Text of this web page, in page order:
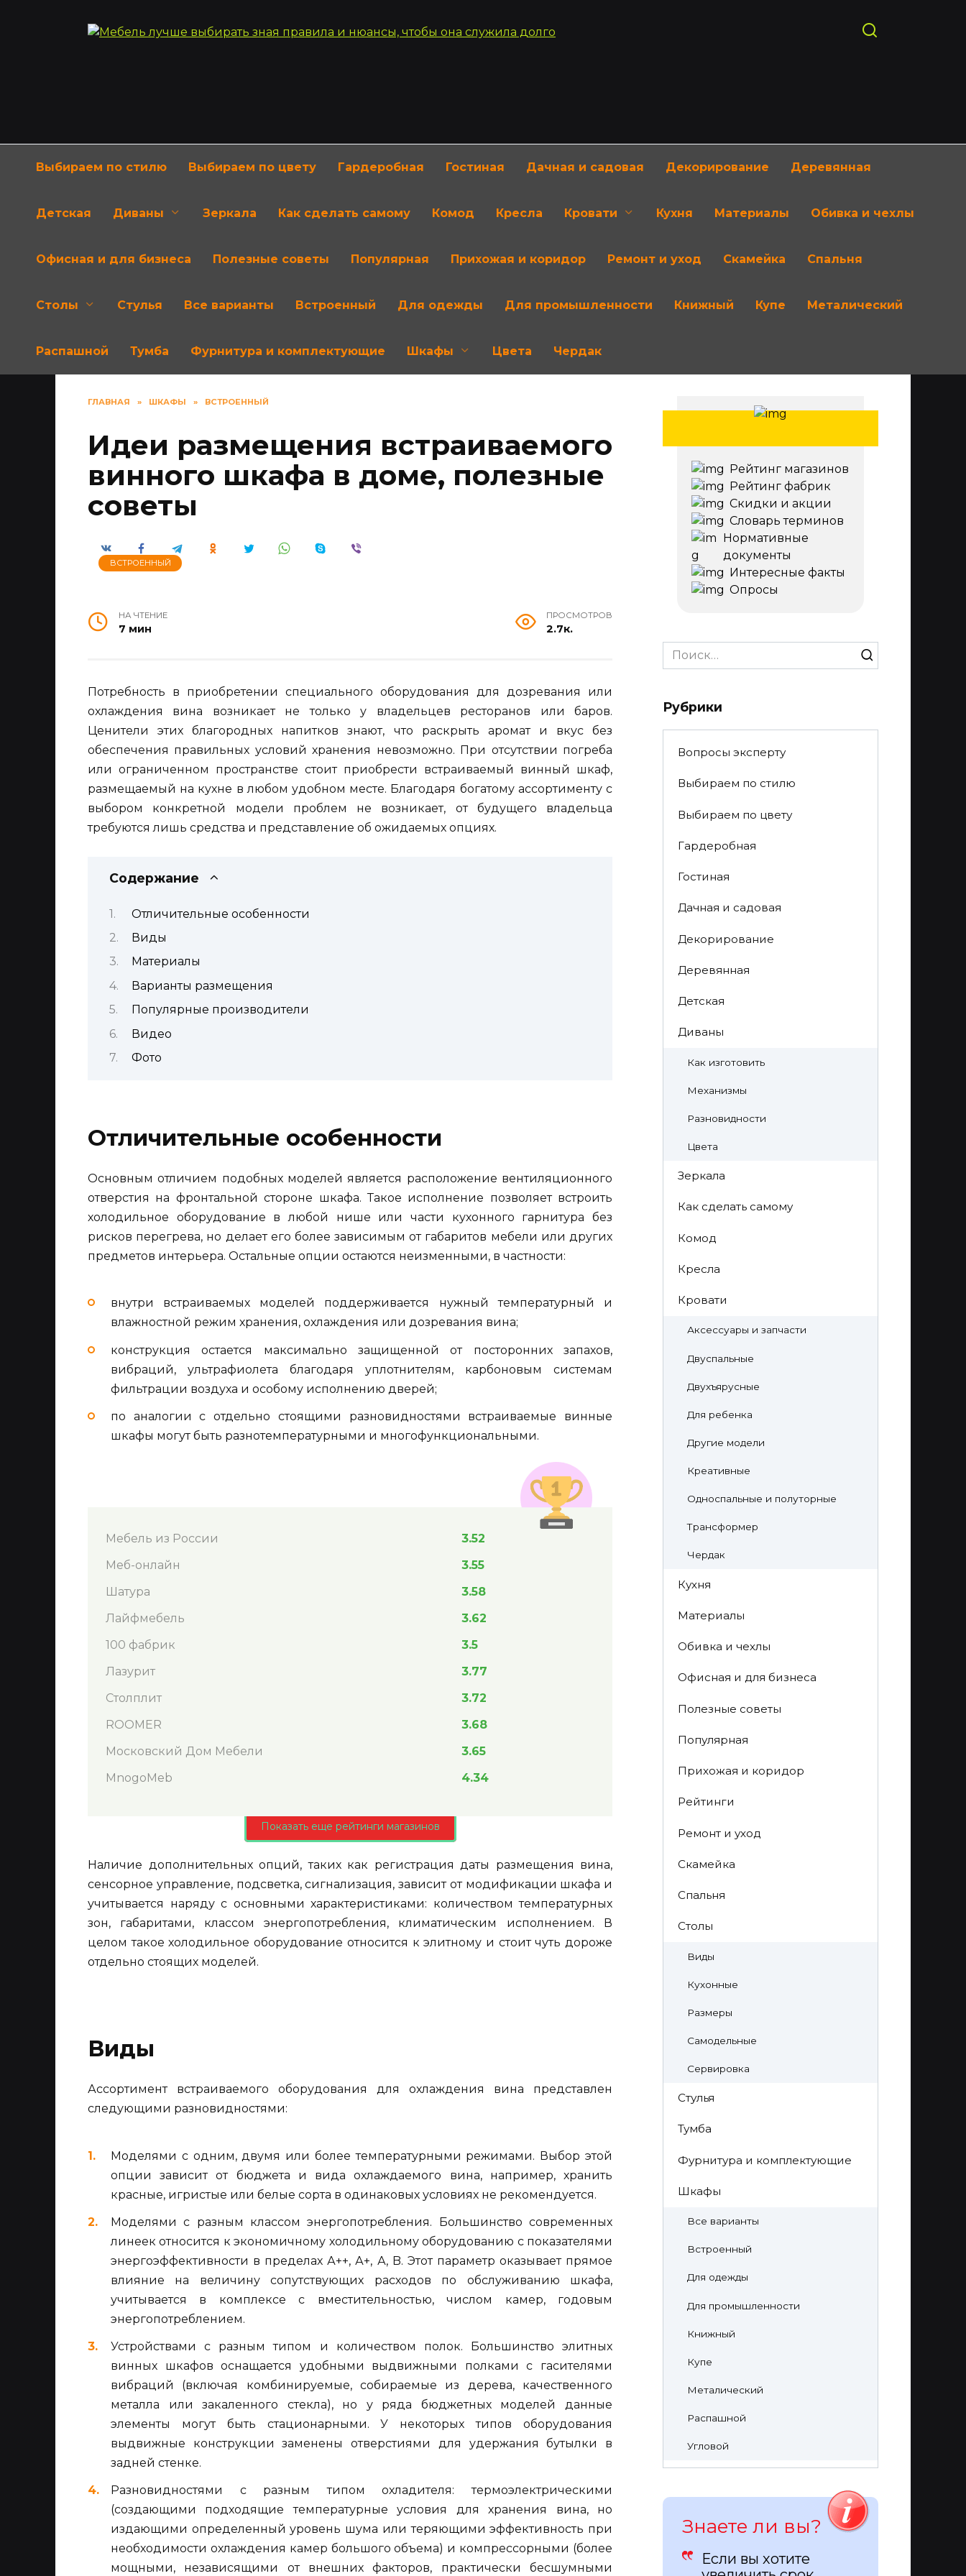
Выбираем по стилю Выбираем по цвету Гардеробная Гостиная Дачная и садовая Декорирование Деревянная
Детская Диваны Зеркала Как сделать самому Комод Кресла Кровати Кухня Материалы Обивка и чехлы
Офисная и для бизнеса Полезные советы Популярная Прихожая и коридор Ремонт и уход Скамейка Спальня
Столы Стулья Все варианты Встроенный Для одежды Для промышленности Книжный Купе Металический
Распашной Тумба Фурнитура и комплектующие Шкафы Цвета Чердак
ГЛАВНАЯ » ШКАФЫ » ВСТРОЕННЫЙ
Идеи размещения встраиваемого
винного шкафа в доме, полезные
советы
ВСТРОЕННЫЙ
НА ЧТЕНИЕ
7 мин
ПРОСМОТРОВ
2.7к.
Потребность в приобретении специального оборудования для дозревания или
охлаждения вина возникает не только у владельцев ресторанов или баров.
Ценители этих благородных напитков знают, что раскрыть аромат и вкус без
обеспечения правильных условий хранения невозможно. При отсутствии погреба
или ограниченном пространстве стоит приобрести встраиваемый винный шкаф,
размещаемый на кухне в любом удобном месте. Благодаря богатому ассортименту с
выбором конкретной модели проблем не возникает, от будущего владельца
требуются лишь средства и представление об ожидаемых опциях.
Содержание
Отличительные особенности
Виды
Материалы
Варианты размещения
Популярные производители
Видео
Фото
Отличительные особенности
Основным отличием подобных моделей является расположение вентиляционного
отверстия на фронтальной стороне шкафа. Такое исполнение позволяет встроить
холодильное оборудование в любой нише или части кухонного гарнитура без
рисков перегрева, но делает его более зависимым от габаритов мебели или других
предметов интерьера. Остальные опции остаются неизменными, в частности:
внутри встраиваемых моделей поддерживается нужный температурный и
влажностной режим хранения, охлаждения или дозревания вина;
конструкция остается максимально защищенной от посторонних запахов,
вибраций, ультрафиолета благодаря уплотнителям, карбоновым системам
фильтрации воздуха и особому исполнению дверей;
по аналогии с отдельно стоящими разновидностями встраиваемые винные
шкафы могут быть разнотемпературными и многофункциональными.
Мебель из России
3.52
Меб-онлайн
3.55
Шатура
3.58
Лайфмебель
3.62
100 фабрик
3.5
Лазурит
3.77
Столплит
3.72
ROOMER
3.68
Московский Дом Мебели
3.65
MnogoMeb
4.34
Показать еще рейтинги магазинов
Наличие дополнительных опций, таких как регистрация даты размещения вина,
сенсорное управление, подсветка, сигнализация, зависит от модификации шкафа и
учитывается наряду с основными характеристиками: количеством температурных
зон, габаритами, классом энергопотребления, климатическим исполнением. В
целом такое холодильное оборудование относится к элитному и стоит чуть дороже
отдельно стоящих моделей.
Виды
Ассортимент встраиваемого оборудования для охлаждения вина представлен
следующими разновидностями:
Моделями с одним, двумя или более температурными режимами. Выбор этой
опции зависит от бюджета и вида охлаждаемого вина, например, хранить
красные, игристые или белые сорта в одинаковых условиях не рекомендуется.
Моделями с разным классом энергопотребления. Большинство современных
линеек относится к экономичному холодильному оборудованию с показателями
энергоэффективности в пределах А++, А+, А, B. Этот параметр оказывает прямое
влияние на величину сопутствующих расходов по обслуживанию шкафа,
учитывается в комплексе с вместительностью, числом камер, годовым
энергопотреблением.
Устройствами с разным типом и количеством полок. Большинство элитных
винных шкафов оснащается удобными выдвижными полками с гасителями
вибраций (включая комбинируемые, собираемые из дерева, качественного
металла или закаленного стекла), но у ряда бюджетных моделей данные
элементы могут быть стационарными. У некоторых типов оборудования
выдвижные конструкции заменены отверстиями для удержания бутылки в
задней стенке.
Разновидностями с разным типом охладителя: термоэлектрическими
(создающими подходящие температурные условия для хранения вина, но
издающими определенный уровень шума или теряющими эффективность при
необходимости охлаждения камер большого объема) и компрессорными (более
мощными, независящими от внешних факторов, практически бесшумными
Рейтинг магазинов
Рейтинг фабрик
Скидки и акции
Словарь терминов
Нормативные
документы
Интересные факты
Опросы
Search
for:
Рубрики
Вопросы эксперту
Выбираем по стилю
Выбираем по цвету
Гардеробная
Гостиная
Дачная и садовая
Декорирование
Деревянная
Детская
Диваны
Как изготовить
Механизмы
Разновидности
Цвета
Зеркала
Как сделать самому
Комод
Кресла
Кровати
Аксессуары и запчасти
Двуспальные
Двухъярусные
Для ребенка
Другие модели
Креативные
Односпальные и полуторные
Трансформер
Чердак
Кухня
Материалы
Обивка и чехлы
Офисная и для бизнеса
Полезные советы
Популярная
Прихожая и коридор
Рейтинги
Ремонт и уход
Скамейка
Спальня
Столы
Виды
Кухонные
Размеры
Самодельные
Сервировка
Стулья
Тумба
Фурнитура и комплектующие
Шкафы
Все варианты
Встроенный
Для одежды
Для промышленности
Книжный
Купе
Металический
Распашной
Угловой
Знаете ли вы?
Если вы хотите